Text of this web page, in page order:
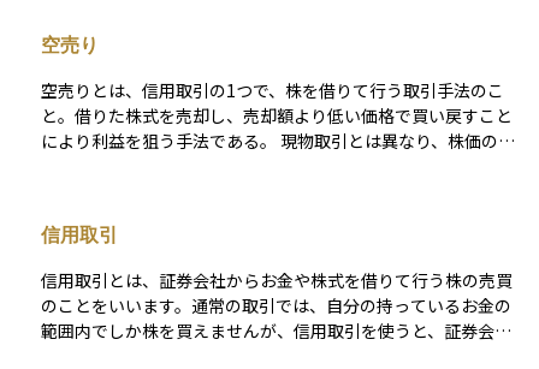
空売り
空売りとは、信用取引の1つで、株を借りて行う取引手法のこ
と。借りた株式を売却し、売却額より低い価格で買い戻すこと
により利益を狙う手法である。 現物取引とは異なり、株価の下
損失が無限に膨らむ可能性がある、手数料をはじめとした費用
がかかる点が挙げられる。
信用取引
信用取引とは、証券会社からお金や株式を借りて行う株の売買
のことをいいます。通常の取引では、自分の持っているお金の
範囲内でしか株を買えませんが、信用取引を使うと、証券会社